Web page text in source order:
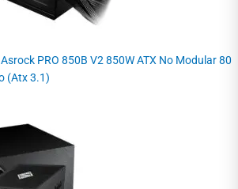
PRO 850B V2 850W ATX No Modular 80
(Atx 3.1)